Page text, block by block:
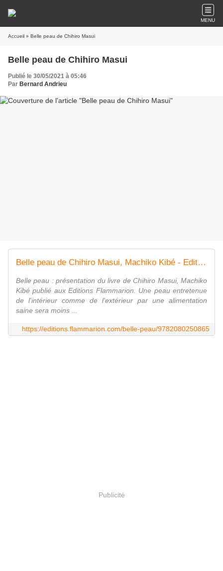
MENU
Accueil » Belle peau de Chihiro Masui
Belle peau de Chihiro Masui
Publié le 30/05/2021 à 05:46
Par Bernard Andrieu
Belle peau de Chihiro Masui, Machiko Kibé - Editions Flammarion
Belle peau : présentation du livre de Chihiro Masui, Machiko
Kibé publié aux Editions Flammarion. Une peau entretenue
de l'intérieur comme de l'extérieur par une alimentation
saine sera moins ...
https://editions.flammarion.com/belle-peau/9782080250865
Publicité